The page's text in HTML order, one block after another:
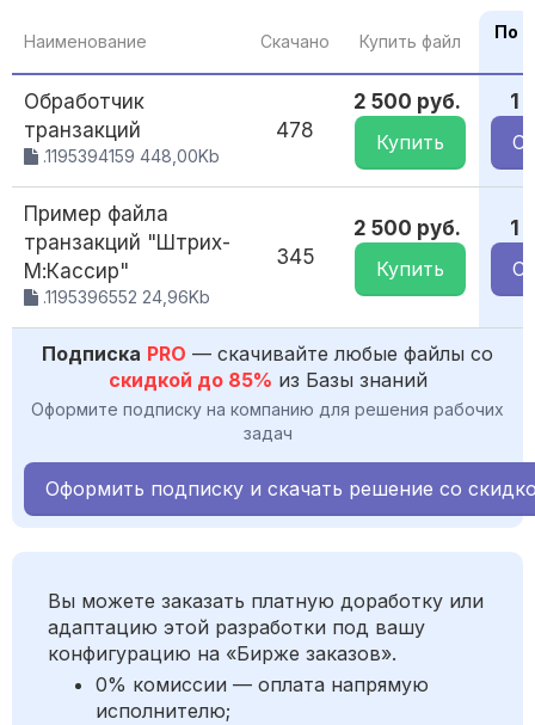
Наименование Скачано Купить файл
По
Обработчик
транзакций
.1195394159 448,00Kb
478
2 500 руб.
Купить
1
Пример файла
транзакций "Штрих-
М:Кассир"
.1195396552 24,96Kb
345
2 500 руб.
Купить
1
Подписка PRO — скачивайте любые файлы со
скидкой до 85% из Базы знаний
Оформите подписку на компанию для решения рабочих
задач
Оформить подписку и скачать решение со
Вы можете заказать платную доработку или
адаптацию этой разработки под вашу
конфигурацию на «Бирже заказов».
0% комиссии — оплата напрямую
исполнителю;